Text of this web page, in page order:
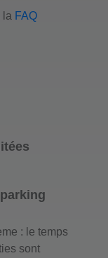
la FAQ
: le temps
sont